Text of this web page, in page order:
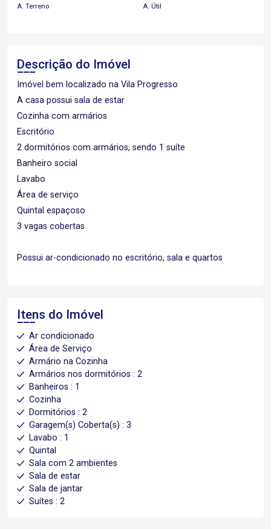
A. Terreno A. Útil
Descrição do Imóvel
Imóvel bem localizado na Vila Progresso
A casa possui sala de estar
Cozinha com armários
Escritório
2 dormitórios com armários, sendo 1 suíte
Banheiro social
Lavabo
Área de serviço
Quintal espaçoso
3 vagas cobertas
Possui ar-condicionado no escritório, sala e quartos
Itens do Imóvel
Ar condicionado
Área de Serviço
Armário na Cozinha
Armários nos dormitórios : 2
Banheiros : 1
Cozinha
Dormitórios : 2
Garagem(s) Coberta(s) : 3
Lavabo : 1
Quintal
Sala com 2 ambientes
Sala de estar
Sala de jantar
Suítes : 2